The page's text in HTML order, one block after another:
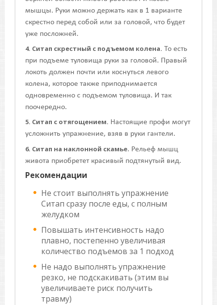
мышцы. Руки можно держать как в 1 варианте
скрестно перед собой или за головой, что будет
уже посложней.
4. Ситап скрестный с подъемом колена. То есть
при подъеме туловища руки за головой. Правый
локоть должен почти или коснуться левого
колена, которое также приподнимается
одновременно с подъемом туловища. И так
поочередно.
5. Ситап с отягощением. Настоящие профи могут
усложнить упражнение, взяв в руки гантели.
6. Ситап на наклонной скамье. Рельеф мышц
живота приобретет красивый подтянутый вид.
Рекомендации
Не стоит выполнять упражнение
Ситап сразу после еды, с полным
желудком
Повышать интенсивность надо
плавно, постепенно увеличивая
количество подъемов за 1 подход
Не надо выполнять упражнение
резко, не подскакивать (этим вы
увеличиваете риск получить
травму)